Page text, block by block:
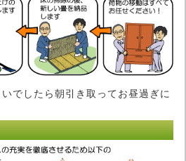
でしたら朝引き取ってお昼過ぎに